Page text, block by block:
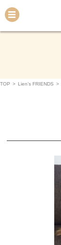
TOP > Lien’s FRIENDS >